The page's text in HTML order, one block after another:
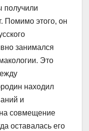
получили
Помимо этого, он
занимался
Это
находил
и
совмещение
оставалась его